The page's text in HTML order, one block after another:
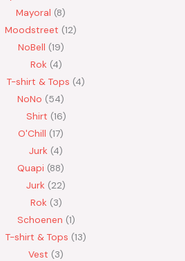
Mayoral 8
Moodstreet 12
NoBell 19
Rok 4
T-shirt & Tops 4
NoNo
54
Shirt 16
O'Chill 17
Jurk 4
Quapi 88
Jurk
22
Rok 3
Schoenen 1
T-shirt & Tops 13
Vest
3